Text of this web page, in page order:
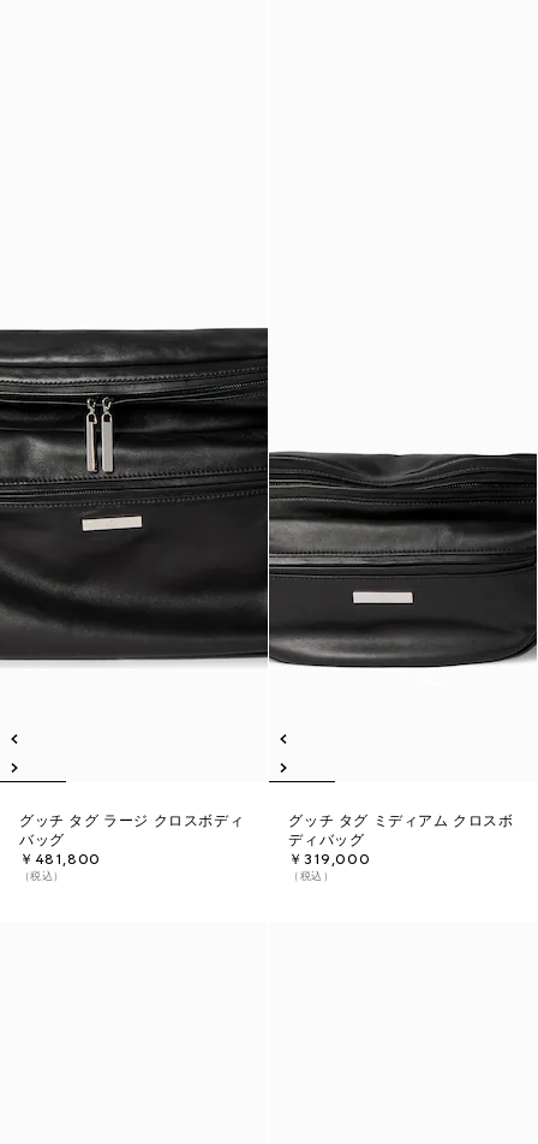
グッチ タグ ラージ クロスボディ
バッグ
￥481,800
（税込）
グッチ タグ ミディアム クロスボ
ディバッグ
￥319,000
（税込）